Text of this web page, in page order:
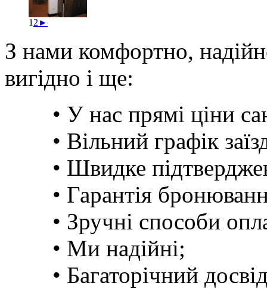
1 2 ►
З нами комфортно,
вигідно і ще:
• У нас прямі ціни
• Вільний графік
• Швидке
• Гарантія
• Зручні способи
• Ми надійні;
• Багаторічний